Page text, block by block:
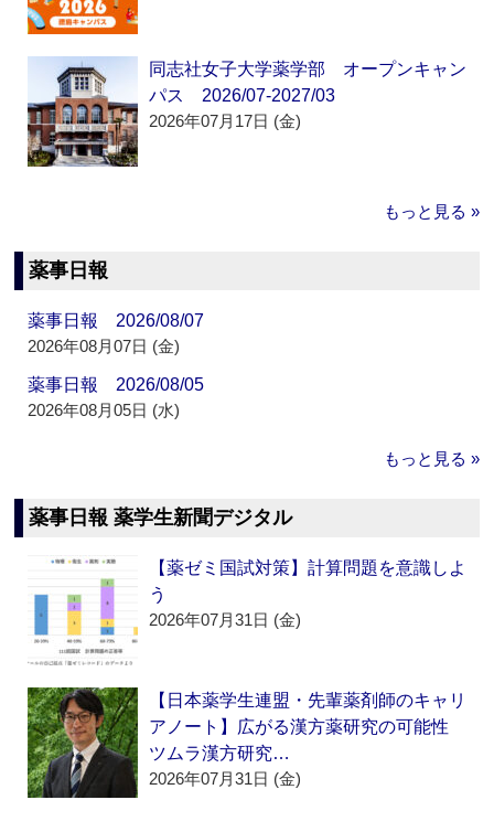
同志社女子大学薬学部 オープンキャン
パス 2026/07-2027/03
2026年07月17日 (金)
もっと見る »
薬事日報
薬事日報 2026/08/07
2026年08月07日 (金)
薬事日報 2026/08/05
2026年08月05日 (水)
もっと見る »
薬事日報 薬学生新聞デジタル
【薬ゼミ国試対策】計算問題を意識しよ
う
2026年07月31日 (金)
【日本薬学生連盟・先輩薬剤師のキャリ
アノート】広がる漢方薬研究の可能性
ツムラ漢方研究…
2026年07月31日 (金)